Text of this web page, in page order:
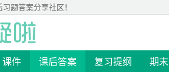
习题答案分享社区！
课件 课后答案 复习提纲 期